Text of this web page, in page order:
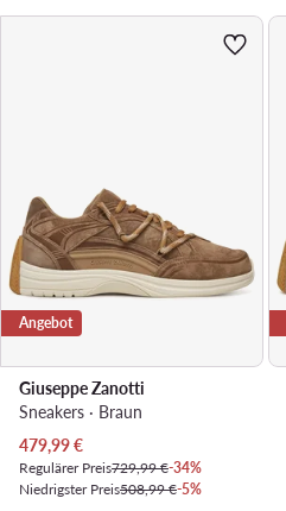
Angebot
Giuseppe Zanotti
Sneakers · Braun
Aktueller Preis
479,99€
Regulärer Preis729,99 €-34%
Niedrigster Preis508,99 €-5%